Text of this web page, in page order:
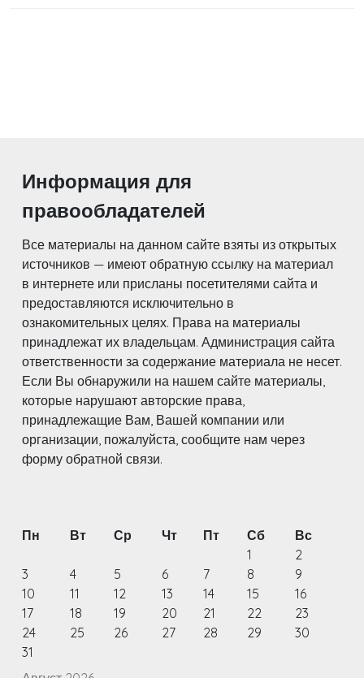
Информация для
правообладателей
Все материалы на данном сайте взяты из открытых
источников — имеют обратную ссылку на материал
в интернете или присланы посетителями сайта и
предоставляются исключительно в
ознакомительных целях. Права на материалы
принадлежат их владельцам. Администрация сайта
ответственности за содержание материала не несет.
Если Вы обнаружили на нашем сайте материалы,
которые нарушают авторские права,
принадлежащие Вам, Вашей компании или
организации, пожалуйста, сообщите нам через
форму обратной связи.
Пн Вт Ср Чт Пт Сб
Вс
1
2
3
4 5 6 7 8
9
10
11 12 13 14 15
16
17
18 19 20 21 22
23
24
25 26 27 28 29
30
31